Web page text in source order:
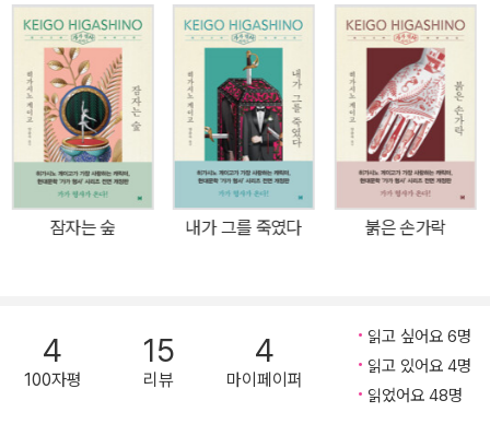
인물로, 작가 자신이 가장 사랑하는 캐릭터이자 그의 페르소나라고
불린다. 1986년, 20대 후반의 풋풋한 신인 작가 히가시노가 자신의
두 번째 책인 『졸업』에서 처음 등장시켰던 대학생 ‘가가 교이치로’는,
이후 『잠자는 숲』(1989)에서 형사로 변신해 10권의 작품에서 활약
했다. 각 권에서 가가가 형사로서 성장하는 모습은 곧 그를 탄생시킨
추리소설가 히가시노의 변화, 발전을 보여주는 하나의 지표로서 기능
한다. 탄탄한 트릭의 재미를 선사하는 『졸업』에서 시작해, 히가시노
표 로맨틱 미스터리의 첫 주자 『잠자는 숲』, 마지막까지 범인의 정체
거침없는 발상과 솜씨를 맛볼 수 있다. 또한 90여 권에 이르는 히가
시노 전 작품을 통틀어 최고의 걸작 중 하나로 꼽히는 『악의』(1996)
에서 ‘인간의 심리를 가장 완벽하게 꿰뚫는 한 편의 드라마’ 같은 추리
잠자는 숲 내가 그를 죽였다 붉은 손가락
4
100자평
15
리뷰
4
마이페이퍼
읽고 싶어요 6명
읽고 있어요 4명
읽었어요 48명